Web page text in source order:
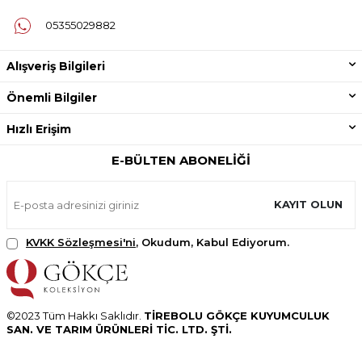
05355029882
Alışveriş Bilgileri
Önemli Bilgiler
Hızlı Erişim
E-BÜLTEN ABONELIĞI
KAYIT OLUN
KVKK Sözleşmesi'ni, Okudum, Kabul Ediyorum.
©2023 Tüm Hakkı Saklıdır. TİREBOLU GÖKÇE KUYUMCULUK
SAN. VE TARIM ÜRÜNLERİ TİC. LTD. ŞTİ.